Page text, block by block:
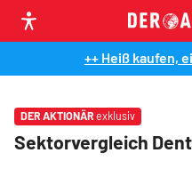
++ Heiß kaufen,
DER AKTIONÄR exklusiv
Sektorvergleich